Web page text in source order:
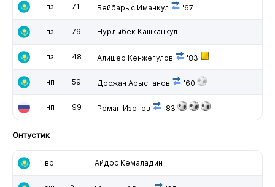
пз 71 Бейбарыс Иманкул '67
пз 79 Нурлыбек Кашканкул
пз 48 Алишер Кенжегулов '83
нп 59 Досжан Арыстанов '60
нп 99 Роман Изотов '83
Онтустик
вр Айдос Кемаладин